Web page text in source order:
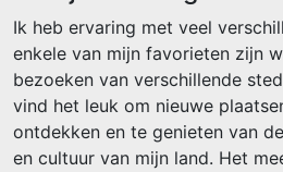
Ik heb ervaring met veel
enkele van mijn favorieten zijn
bezoeken van verschillende
vind het leuk om nieuwe
ontdekken en te genieten van
en cultuur van mijn land. Het